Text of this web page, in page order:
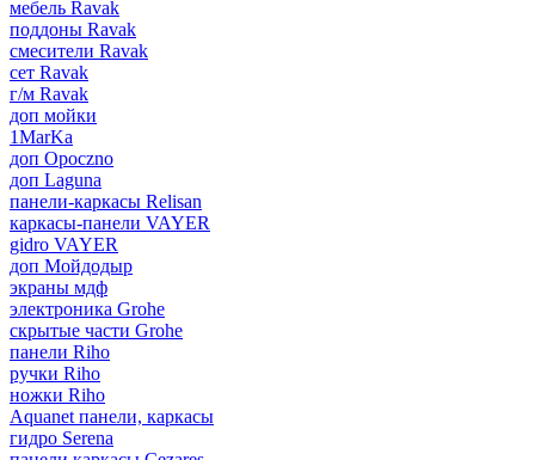
мебель Ravak
поддоны Ravak
смесители Ravak
сет Ravak
г/м Ravak
доп мойки
1MarKa
доп Opoczno
доп Laguna
панели-каркасы Relisan
каркасы-панели VAYER
gidro VAYER
доп Мойдодыр
экраны мдф
электроника Grohe
скрытые части Grohe
панели Riho
ручки Riho
ножки Riho
Aquanet панели, каркасы
гидро Serena